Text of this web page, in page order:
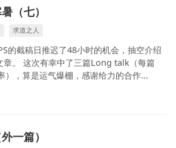
（七）
求道之人
的截稿日推迟了48小时的机会，抽空介绍
章。 这次有幸中了三篇Long talk（每篇
，算是运气爆棚，感谢给力的合作...
一篇）